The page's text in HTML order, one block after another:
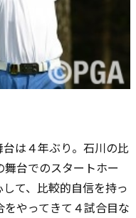
は４年ぶり。石川の比
台でのスタートホー
て、比較的自信を持っ
やってきて４試合目な